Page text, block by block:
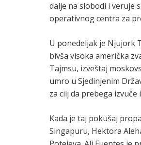
dalje na slobodi i veruje
operativnog centra za
U ponedeljak je Njujork
bivša visoka američka
Tajmsu, izveštaj
umro u Sjedinjenim
za cilj da prebega izvuče
Kada je taj pokušaj
Singapuru, Hektora